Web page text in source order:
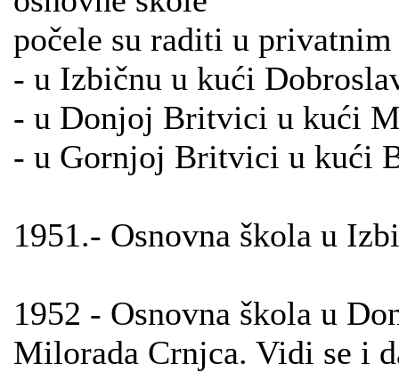
počele su raditi u
- u Izbičnu u kući
- u Donjoj Britvici u kući
- u Gornjoj Britvici u kući
1951.- Osnovna škola u
1952 - Osnovna škola u
Milorada Crnjca. Vidi se i